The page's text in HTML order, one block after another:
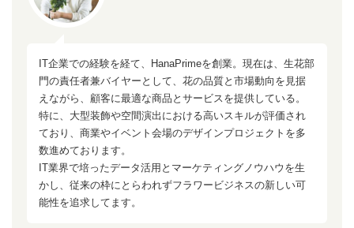
IT企業での経験を経て、HanaPrimeを創業。現在は、生花部
門の責任者兼バイヤーとして、花の品質と市場動向を見据
えながら、顧客に最適な商品とサービスを提供している。
特に、大型装飾や空間演出における高いスキルが評価され
ており、商業やイベント会場のデザインプロジェクトを多
数進めております。
IT業界で培ったデータ活用とマーケティングノウハウを生
かし、従来の枠にとらわれずフラワービジネスの新しい可
能性を追求してます。